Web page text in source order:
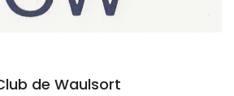
de Waulsort